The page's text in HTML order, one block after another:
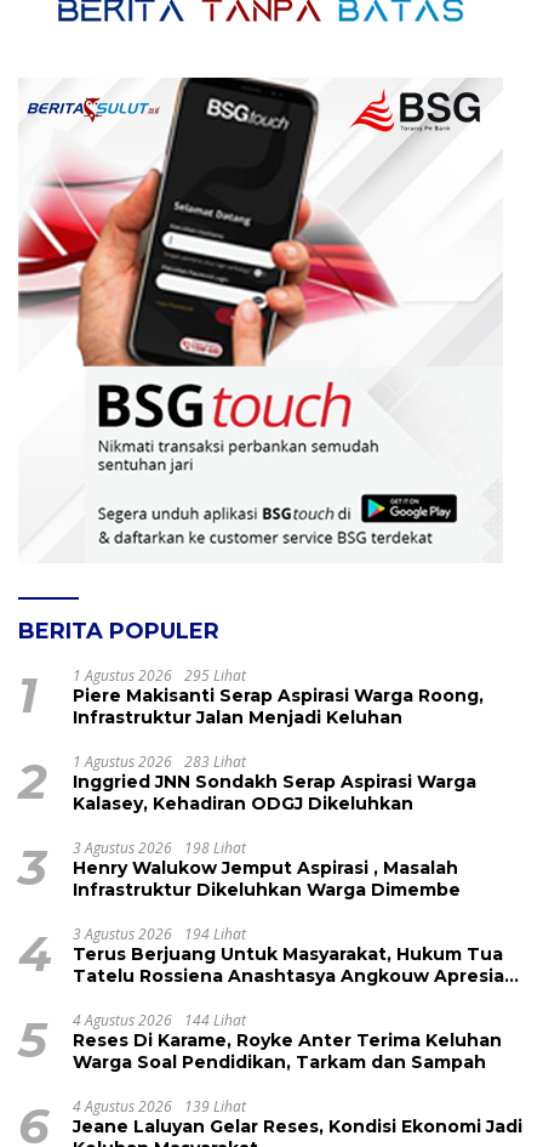
BERITA POPULER
1 1 Agustus 2026 295 Lihat
Piere Makisanti Serap Aspirasi Warga Roong,
Infrastruktur Jalan Menjadi Keluhan
2 1 Agustus 2026 283 Lihat
Inggried JNN Sondakh Serap Aspirasi Warga
Kalasey, Kehadiran ODGJ Dikeluhkan
3 3 Agustus 2026 198 Lihat
Henry Walukow Jemput Aspirasi , Masalah
Infrastruktur Dikeluhkan Warga Dimembe
4 3 Agustus 2026 194 Lihat
Terus Berjuang Untuk Masyarakat, Hukum Tua
Tatelu Rossiena Anashtasya Angkouw Apresiasi
5 4 Agustus 2026 144 Lihat
Reses Di Karame, Royke Anter Terima Keluhan
Warga Soal Pendidikan, Tarkam dan Sampah
6 4 Agustus 2026 139 Lihat
Jeane Laluyan Gelar Reses, Kondisi Ekonomi Jadi